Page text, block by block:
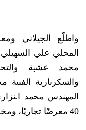
واطلّع الجيلاني
المحلي علي
محمد عشية
والسكرتارية الفنية
المهندس محمد
40 معرضًا تجاريًا، ومخازن واسعة لكميات البن المنتجة.